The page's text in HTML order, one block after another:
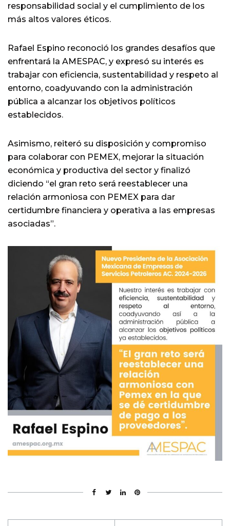
responsabilidad social y el cumplimiento de los
más altos valores éticos.
Rafael Espino reconoció los grandes desafíos que
enfrentará la AMESPAC, y expresó su interés es
trabajar con eficiencia, sustentabilidad y respeto al
entorno, coadyuvando con la administración
pública a alcanzar los objetivos políticos
establecidos.
Asimismo, reiteró su disposición y compromiso
para colaborar con PEMEX, mejorar la situación
económica y productiva del sector y finalizó
diciendo “el gran reto será reestablecer una
relación armoniosa con PEMEX para dar
certidumbre financiera y operativa a las empresas
asociadas”.